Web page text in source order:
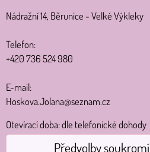
Nádražní 14, Běrunice - Velké Výkleky
Telefon:
+420 736 524 980
E-mail:
Hoskova.Jolana@seznam.cz
Otevírací doba: dle telefonické dohody
Předvolby soukromí